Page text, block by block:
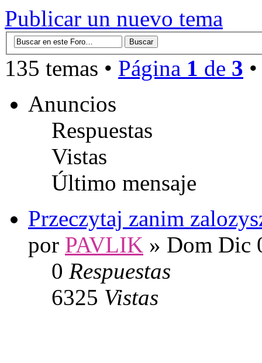
Publicar un nuevo tema
135 temas • Página 1 de 3
Anuncios
Respuestas
Vistas
Último mensaje
Przeczytaj zanim
por PAVLIK » Dom Dic
0 Respuestas
6325 Vistas